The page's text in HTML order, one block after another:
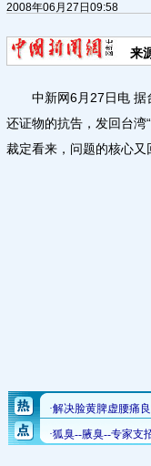
2008年06月27日09:58
来
中新网6月27日电 据台
还证物的抗告，发回台湾
裁定看来，问题的核心又